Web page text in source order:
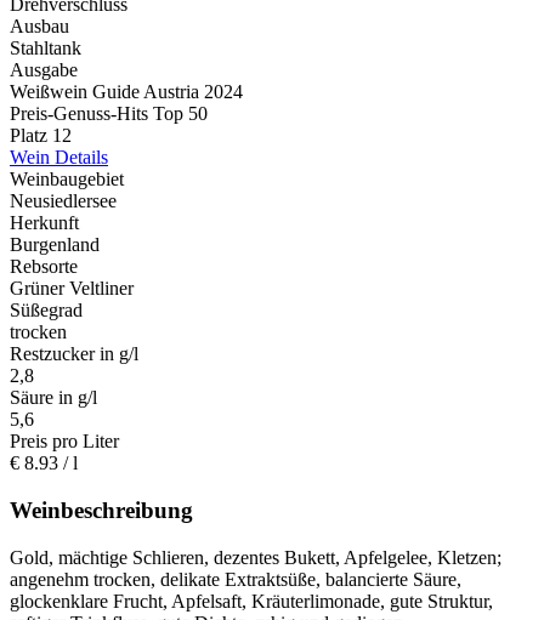
Drehverschluss
Ausbau
Stahltank
Ausgabe
Weißwein Guide Austria 2024
Preis-Genuss-Hits Top 50
Platz 12
Wein Details
Weinbaugebiet
Neusiedlersee
Herkunft
Burgenland
Rebsorte
Grüner Veltliner
Süßegrad
trocken
Restzucker in g/l
2,8
Säure in g/l
5,6
Preis pro Liter
€ 8.93 / l
Weinbeschreibung
Gold, mächtige Schlieren, dezentes Bukett, Apfelgelee, Kletzen;
angenehm trocken, delikate Extraktsüße, balancierte Säure,
glockenklare Frucht, Apfelsaft, Kräuterlimonade, gute Struktur,